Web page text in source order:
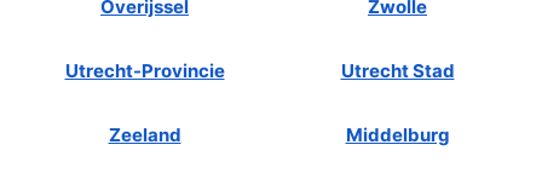
Overijssel Zwolle
Utrecht-Provincie Utrecht Stad
Zeeland Middelburg